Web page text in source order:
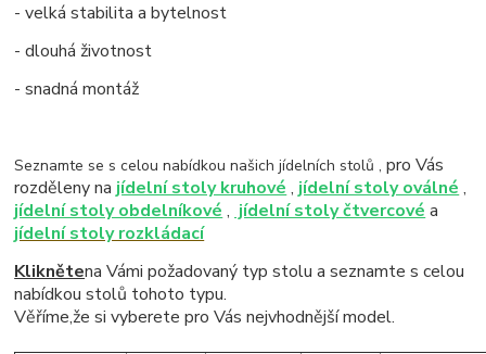
- velká stabilita a bytelnost
- dlouhá životnost
- snadná montáž
Seznamte se s celou nabídkou našich jídelních stolů ,pro Vás
rozděleny na jídelní stoly kruhové , jídelní stoly oválné ,
jídelní stoly obdelníkové , jídelní stoly čtvercové a
jídelní stoly rozkládací
Kliknětena Vámi požadovaný typ stolu a seznamte s celou
nabídkou stolů tohoto typu.
Věříme,že si vyberete pro Vás nejvhodnější model.